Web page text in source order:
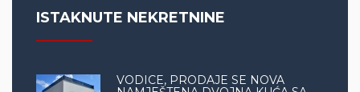
ISTAKNUTE NEKRETNINE
VODICE, PRODAJE SE NOVA